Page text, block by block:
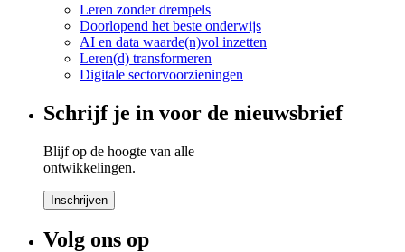
Leren zonder drempels
Doorlopend het beste onderwijs
AI en data waarde(n)vol inzetten
Leren(d) transformeren
Digitale sectorvoorzieningen
Schrijf je in voor de nieuwsbrief
Blijf op de hoogte van alle
ontwikkelingen.
Inschrijven
Volg ons op